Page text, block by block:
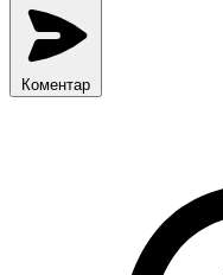
Коментар